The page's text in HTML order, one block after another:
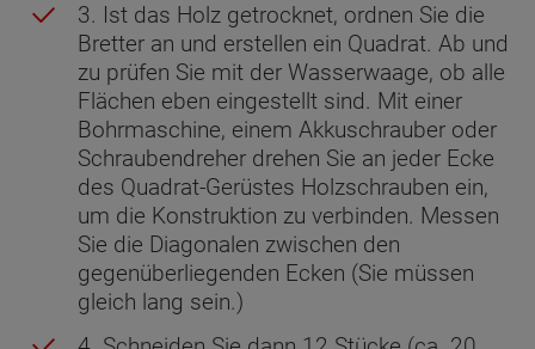
3. Ist das Holz getrocknet, ordnen Sie die
Bretter an und erstellen ein Quadrat. Ab und
zu prüfen Sie mit der Wasserwaage, ob alle
Flächen eben eingestellt sind. Mit einer
Bohrmaschine, einem Akkuschrauber oder
Schraubendreher drehen Sie an jeder Ecke
des Quadrat-Gerüstes Holzschrauben ein,
um die Konstruktion zu verbinden. Messen
Sie die Diagonalen zwischen den
gegenüberliegenden Ecken (Sie müssen
gleich lang sein.)